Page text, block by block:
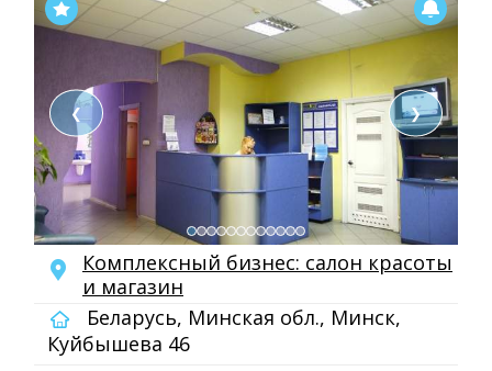
❮ ❯
Комплексный бизнес: салон красоты
и магазин
Беларусь, Минская обл., Минск,
Куйбышева 46